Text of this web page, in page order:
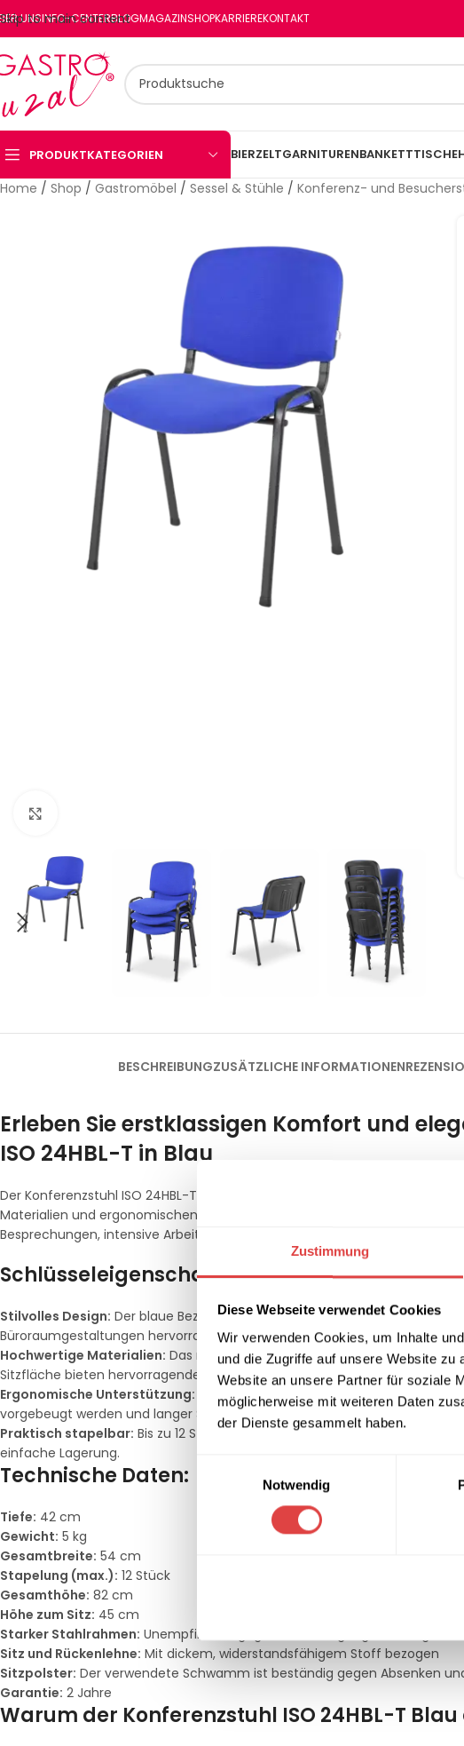
Zustimmung
Diese Webseite verwendet Cookies
Wir verwenden Cookies, um Inhalte
und die Zugriffe auf unsere Website
Website an unsere Partner für soziale
möglicherweise mit weiteren Daten
der Dienste gesammelt haben.
Notwendig
Skip to main content
UNSINFO-CENTERBLOGMAGAZINSHOPKARRIEREKONTAKT
PRODUKTKATEGORIEN BIERZELTGARNITURENBANKETTTISCHE
Home / Shop / Gastromöbel / Sessel & Stühle / Konferenz- und
BESCHREIBUNGZUSÄTZLICHE INFORMATIONEN
Erleben Sie erstklassigen Komfort und
ISO 24HBL-T in Blau
Der Konferenzstuhl ISO 24HBL-T in Blau ist die perfekte Ergänzung für
Materialien und ergonomischen Eigenschaften vereint dieser Stuhl
Besprechungen, intensive Arbeitsphasen oder flexible Sitzmöglichkeiten
Schlüsseleigenschaften des Konferenzstuhl
Stilvolles Design: Der blaue Bezug verleiht dem Stuhl eine schlichte
Büroraumgestaltungen hervorragend passt.
Hochwertige Materialien: Das robuste Gestell aus starkem Stahl sorgt
Sitzfläche bieten hervorragenden Komfort.
Ergonomische Unterstützung: Die speziell geformte Rückenlehne
vorgebeugt werden und langer Sitzkomfort gewährleistet ist.
Praktisch stapelbar: Bis zu 12 Stühle können sicher und platzsparend
einfache Lagerung.
Technische Daten:
Tiefe: 42 cm
Gewicht: 5 kg
Gesamtbreite: 54 cm
Stapelung (max.): 12 Stück
Gesamthöhe: 82 cm
Höhe zum Sitz: 45 cm
Starker Stahlrahmen: Unempfindlich gegen Beschädigungen, Profilgröße
Sitz und Rückenlehne: Mit dickem, widerstandsfähigem Stoff bezogen
Sitzpolster: Der verwendete Schwamm ist beständig gegen Absenken
Garantie: 2 Jahre
Warum der Konferenzstuhl ISO 24HBL-T